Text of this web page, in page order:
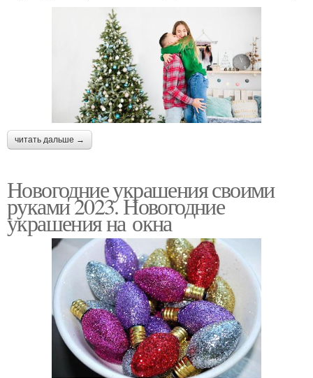
читать дальше →
Новогодние украшения своими
руками 2023. Новогодние
украшения на окна